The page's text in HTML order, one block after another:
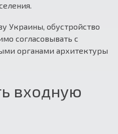
Украины, обустройство
согласовывать с
органами архитектуры
входную